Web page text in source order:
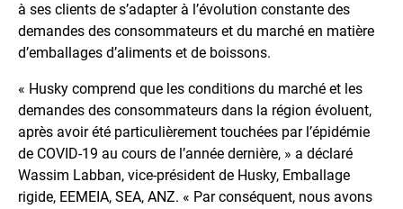
à ses clients de s’adapter à l’évolution constante des
demandes des consommateurs et du marché en matière
d’emballages d’aliments et de boissons.
« Husky comprend que les conditions du marché et les
demandes des consommateurs dans la région évoluent,
après avoir été particulièrement touchées par l’épidémie
de COVID-19 au cours de l’année dernière, » a déclaré
Wassim Labban, vice-président de Husky, Emballage
rigide, EEMEIA, SEA, ANZ. « Par conséquent, nous avons